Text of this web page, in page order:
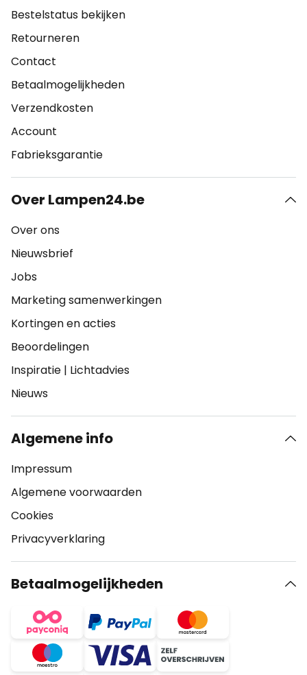
Bestelstatus bekijken
Retourneren
Contact
Betaalmogelijkheden
Verzendkosten
Account
Fabrieksgarantie
Over Lampen24.be
Over ons
Nieuwsbrief
Jobs
Marketing samenwerkingen
Kortingen en acties
Beoordelingen
Inspiratie | Lichtadvies
Nieuws
Algemene info
Impressum
Algemene voorwaarden
Cookies
Privacyverklaring
Betaalmogelijkheden